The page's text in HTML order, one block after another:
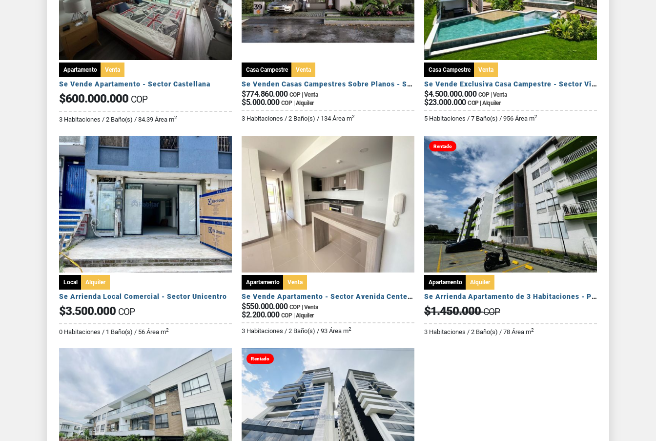
Apartamento Venta
Se Vende Apartamento - Sector Castellana
$600.000.000 COP
3 Habitaciones / 2 Baño(s) / 84.39 Área m2
Casa Campestre Venta
Se Venden Casas Campestres Sobre Planos - Sector Circasia
$774.860.000 COP | Venta
$5.000.000 COP | Alquiler
3 Habitaciones / 2 Baño(s) / 134 Área m2
Casa Campestre Venta
Se Vende Exclusiva Casa Campestre - Sector Via Armenia Calarca
$4.500.000.000 COP | Venta
$23.000.000 COP | Alquiler
5 Habitaciones / 7 Baño(s) / 956 Área m2
Local Alquiler
Se Arrienda Local Comercial - Sector Unicentro
$3.500.000 COP
0 Habitaciones / 1 Baño(s) / 56 Área m2
Apartamento Venta
Se Vende Apartamento - Sector Avenida Centenario
$550.000.000 COP | Venta
$2.200.000 COP | Alquiler
3 Habitaciones / 2 Baño(s) / 93 Área m2
Rentado
Apartamento Alquiler
Se Arrienda Apartamento de 3 Habitaciones - Puerto Espejo
$1.450.000COP
3 Habitaciones / 2 Baño(s) / 78 Área m2
Rentado